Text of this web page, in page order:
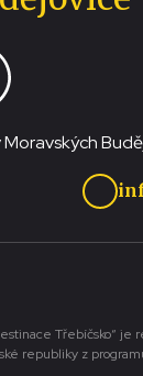
Třebíčsko“ je
republiky z